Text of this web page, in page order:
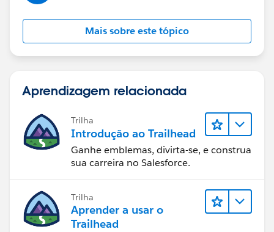
Mais sobre este tópico
Aprendizagem relacionada
Trilha
Introdução ao Trailhead
Ganhe emblemas, divirta-se, e construa
sua carreira no Salesforce.
Trilha
Aprender a usar o
Trailhead